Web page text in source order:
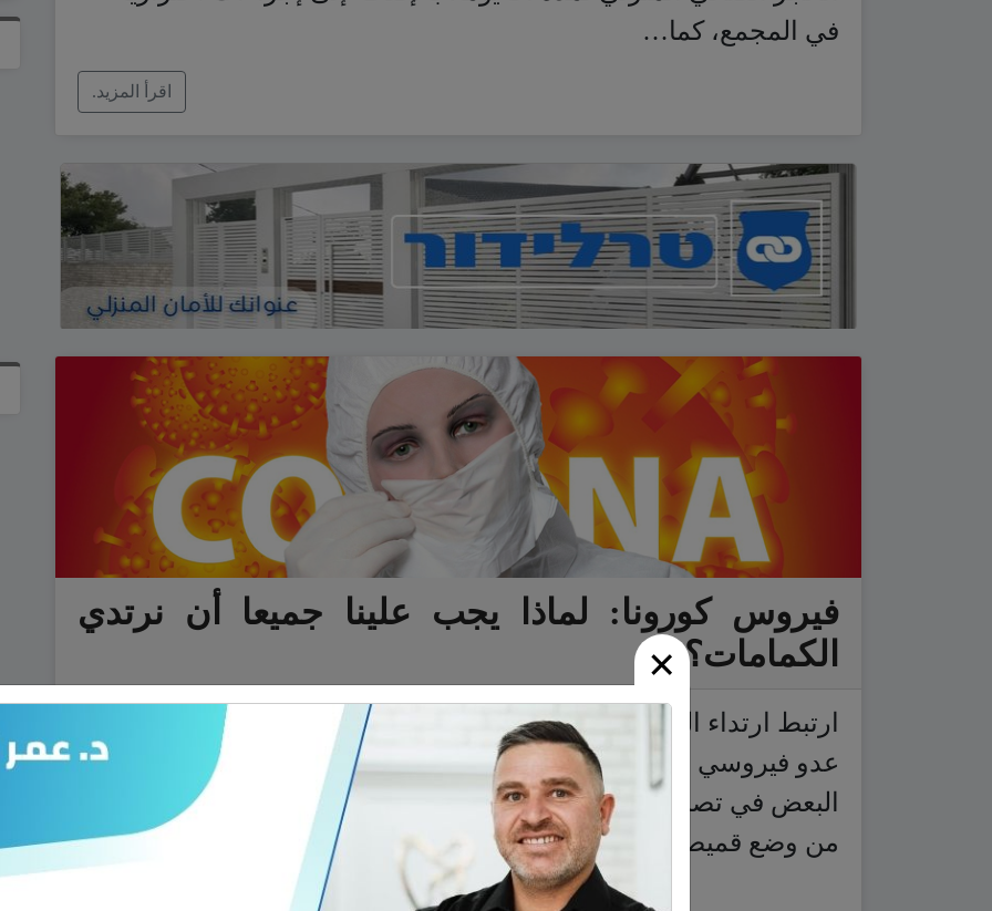
×
في المجمع، كما…
اقرأ المزيد.
فيروس كورونا: لماذا يجب علينا جميعا أن نرتدي
الكمامات؟
ارتبط ارتداء الكمامات في الأذهان بالأوبئة، وكأنها تجسد الخوف من
عدو فيروسي غير مرئي يتحين الفرصة للنفاذ إلى جسمك. وقد تفنن
البعض في تصنيع بدائل للكمامات، فمنهم من استخدم الأوشحة، ومنهم
من وضع قميصا على…